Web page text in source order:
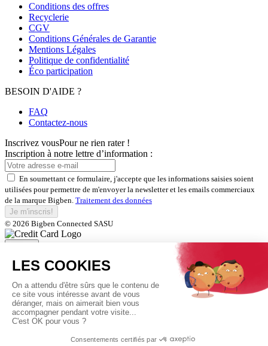
Conditions des offres
Recyclerie
CGV
Conditions Générales de Garantie
Mentions Légales
Politique de confidentialité
Éco participation
BESOIN D'AIDE ?
FAQ
Contactez-nous
Inscrivez vousPour ne rien rater !
Inscription à notre lettre d’information :
En soumettant ce formulaire, j'accepte que les informations saisies soient
utilisées pour permettre de m'envoyer la newsletter et les emails commerciaux
de la marque Bigben. Traitement des données
Je m'inscris!
© 2026 Bigben Connected SASU
Inscrivez-vous et bénéficiez de
nos offres exclusives
En soumettant ce formulaire, j'accepte que les informations saisies soient
utilisées pour permettre de m'envoyer la newsletter et les emails commerciaux